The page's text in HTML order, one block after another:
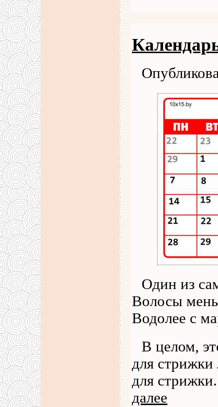
Один из
Волосы
Водолее с
В целом,
для
для
далее